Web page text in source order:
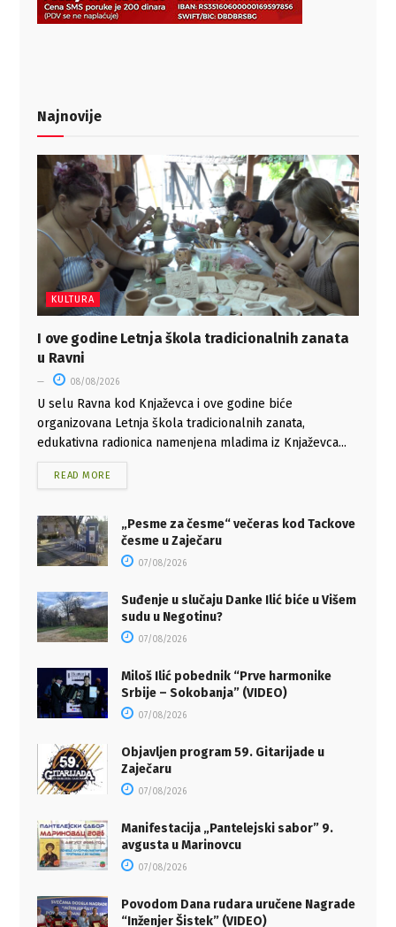
Najnovije
KULTURA
I ove godine Letnja škola tradicionalnih zanata
u Ravni
08/08/2026
U selu Ravna kod Knjaževca i ove godine biće
organizovana Letnja škola tradicionalnih zanata,
edukativna radionica namenjena mladima iz Knjaževca...
READ MORE
„Pesme za česme“ večeras kod Tackove
česme u Zaječaru
07/08/2026
Suđenje u slučaju Danke Ilić biće u Višem
sudu u Negotinu?
07/08/2026
Miloš Ilić pobednik “Prve harmonike
Srbije – Sokobanja” (VIDEO)
07/08/2026
Objavljen program 59. Gitarijade u
Zaječaru
07/08/2026
Manifestacija „Pantelejski sabor” 9.
avgusta u Marinovcu
07/08/2026
Povodom Dana rudara uručene Nagrade
“Inženjer Šistek” (VIDEO)